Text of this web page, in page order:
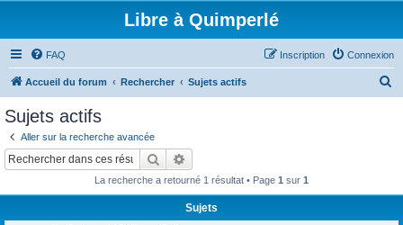
Libre à Quimperlé
FAQ Connexion
Inscription
Accueil du forum Rechercher Sujets actifs
Sujets actifs
Aller sur la recherche avancée
Rechercher
La recherche a retourné 1 résultat • Page 1 sur 1
Sujets